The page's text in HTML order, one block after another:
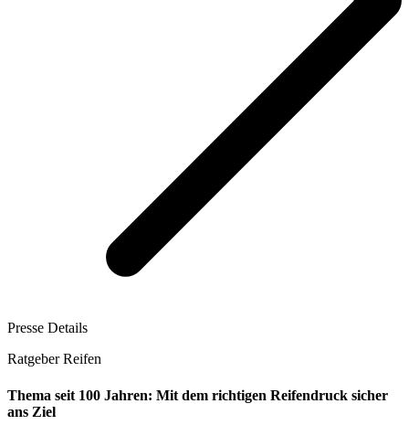
Presse Details
Ratgeber Reifen
Thema seit 100 Jahren: Mit dem richtigen Reifendruck sicher
ans Ziel